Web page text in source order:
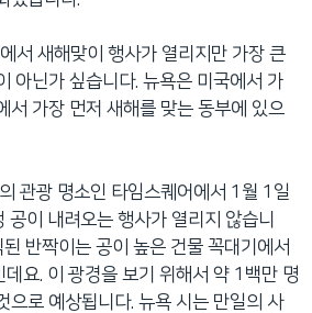
서 새해맞이 행사가 열리지만 가장 큰
아닌가 싶습니다. 뉴욕은 미국에서 가
서 가장 먼저 새해를 맞는 동부에 있으
관광 명소인 타임스퀘어에서 1월 1일
이 내려오는 행사가 열리지 않습니
반짝이는 공이 높은 건물 꼭대기에서
요. 이 광경을 보기 위해서 약 1백만 명
으로 예상됩니다. 뉴욕 시는 만일의 사